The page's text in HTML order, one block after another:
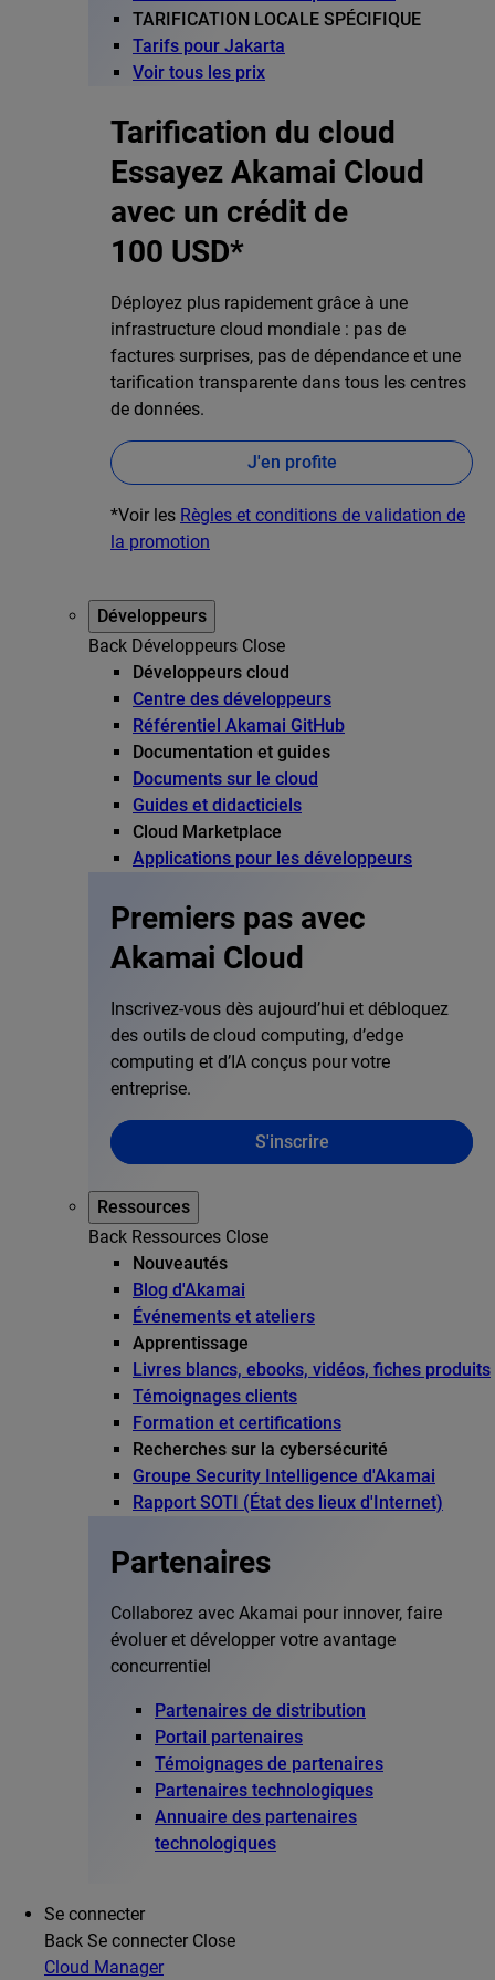
TARIFICATION LOCALE SPÉCIFIQUE
Tarifs pour Jakarta
Voir tous les prix
Tarification du cloud
Essayez Akamai Cloud
avec un crédit de
100 USD*
Déployez plus rapidement grâce à une
infrastructure cloud mondiale : pas de
factures surprises, pas de dépendance et une
tarification transparente dans tous les centres
de données.
J'en profite
*Voir les Règles et conditions de validation de
la promotion
Développeurs
Back Développeurs Close
Développeurs cloud
Centre des développeurs
Référentiel Akamai GitHub
Documentation et guides
Documents sur le cloud
Guides et didacticiels
Cloud Marketplace
Applications pour les développeurs
Premiers pas avec
Akamai Cloud
Inscrivez-vous dès aujourd’hui et débloquez
des outils de cloud computing, d’edge
computing et d’IA conçus pour votre
entreprise.
S'inscrire
Ressources
Back Ressources Close
Nouveautés
Blog d'Akamai
Événements et ateliers
Apprentissage
Livres blancs, ebooks, vidéos, fiches produits
Témoignages clients
Formation et certifications
Recherches sur la cybersécurité
Groupe Security Intelligence d'Akamai
Rapport SOTI (État des lieux d'Internet)
Partenaires
Collaborez avec Akamai pour innover, faire
évoluer et développer votre avantage
concurrentiel
Partenaires de distribution
Portail partenaires
Témoignages de partenaires
Partenaires technologiques
Annuaire des partenaires
technologiques
Se connecter
Back Se connecter Close
Cloud Manager